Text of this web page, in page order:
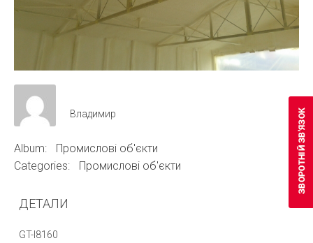
Владимир
Album:
Промислові об'єкти
Categories:
Промислові об'єкти
ДЕТАЛИ
GT-I8160